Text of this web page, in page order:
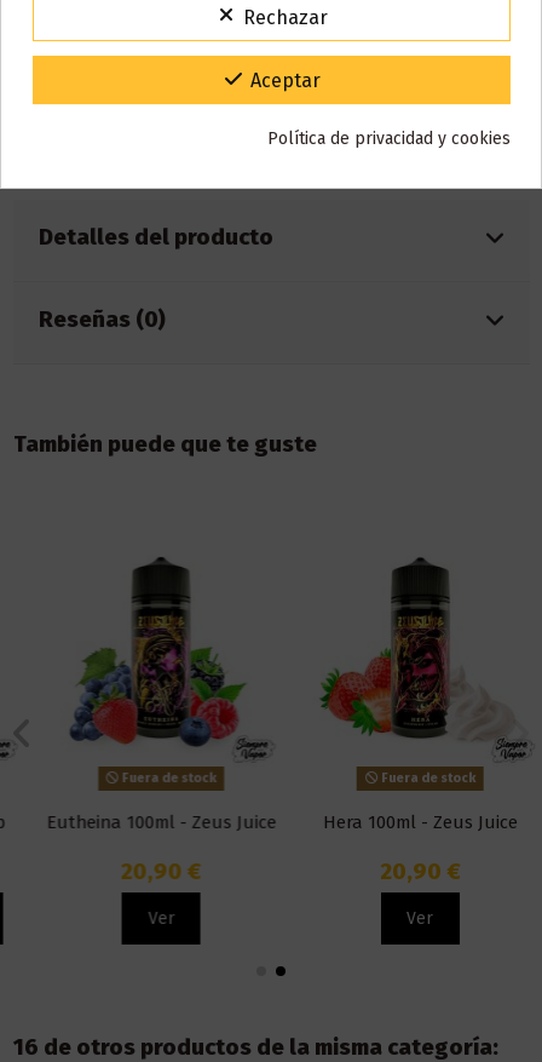
Este líquido no contiene nicotina, si deseas a conseguir 3 mg de
nicotina debes añadir2 NICOKITde 10 ml con 20 mg de
Detalles del producto
Reseñas (0)
También puede que te guste
Fuera de stock
Eutheina 100ml - Zeus Juice
20,90 €
Ver
Fuera de stock
Hera 100ml - Zeus Juice
20,90 €
Ver
16 de otros productos de la misma categoría:
Código:VACACIONES15
Gracias por tu paciencia y por seguir confiando en nosotros.
Rechazar
Aceptar
Política de privacidad y cookies